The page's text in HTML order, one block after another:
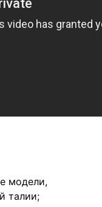
модели,
талии;